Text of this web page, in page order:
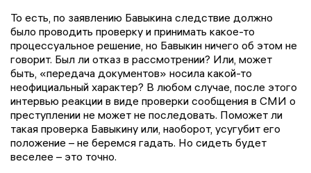
То есть, по заявлению Бавыкина следствие должно
было проводить проверку и принимать какое-то
процессуальное решение, но Бавыкин ничего об этом не
говорит. Был ли отказ в рассмотрении? Или, может
быть, «передача документов» носила какой-то
неофициальный характер? В любом случае, после этого
интервью реакции в виде проверки сообщения в СМИ о
преступлении не может не последовать. Поможет ли
такая проверка Бавыкину или, наоборот, усугубит его
положение – не беремся гадать. Но сидеть будет
веселее – это точно.